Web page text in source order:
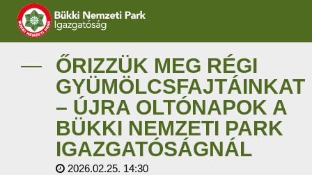
IGAZGATÓSÁG
TERMÉSZETVÉDELEM
VÍZVÉDELEM
ÖKOTURIZMUS
ŐRIZZÜK MEG RÉGI
GYÜMÖLCSFAJTÁINKAT
– ÚJRA OLTÓNAPOK A
BÜKKI NEMZETI PARK
IGAZGATÓSÁGNÁL
2026.02.25. 14:30